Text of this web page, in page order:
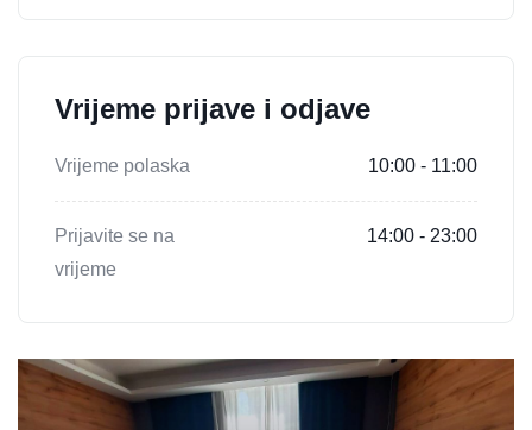
Vrijeme prijave i odjave
Vrijeme polaska 10:00 - 11:00
Prijavite se na
vrijeme
14:00 - 23:00